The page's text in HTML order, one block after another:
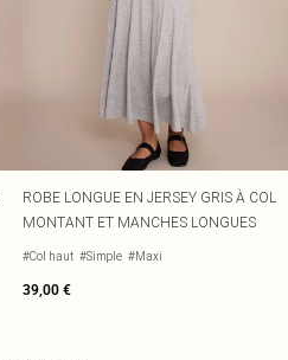
ROBE LONGUE EN JERSEY GRIS À COL
MONTANT ET MANCHES LONGUES
#Col haut #Simple #Maxi
39,00 €